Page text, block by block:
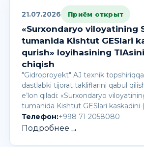
21.07.2026 Приём открыт
«Surxondaryo viloyatining
tumanida Kishtut GESlari
qurish» loyihasining
chiqish
"Gidroproyekt" AJ texnik
dastlabki tijorat takliflarini qabul
e’lon qiladi: «Surxondaryo
tumanida Kishtut GESlari kaskadini
Телефон:+998 71 2058080
Подробнее →